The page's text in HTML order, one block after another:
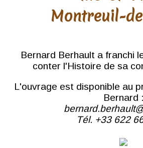
Montreuil-
Bernard Berhault a franchi
conter l'Histoire de sa
L'ouvrage est disponible au
Bernard
Tél. +33 622